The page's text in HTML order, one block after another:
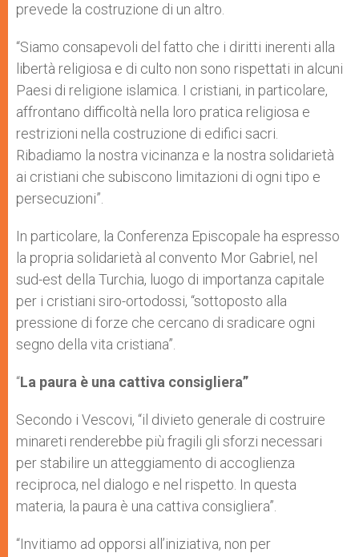
prevede la costruzione di un altro.
“Siamo consapevoli del fatto che i diritti inerenti alla
libertà religiosa e di culto non sono rispettati in alcuni
Paesi di religione islamica. I cristiani, in particolare,
affrontano difficoltà nella loro pratica religiosa e
restrizioni nella costruzione di edifici sacri.
Ribadiamo la nostra vicinanza e la nostra solidarietà
ai cristiani che subiscono limitazioni di ogni tipo e
persecuzioni”.
In particolare, la Conferenza Episcopale ha espresso
la propria solidarietà al convento Mor Gabriel, nel
sud-est della Turchia, luogo di importanza capitale
per i cristiani siro-ortodossi, “sottoposto alla
pressione di forze che cercano di sradicare ogni
segno della vita cristiana”.
“La paura è una cattiva consigliera”
Secondo i Vescovi, “il divieto generale di costruire
minareti renderebbe più fragili gli sforzi necessari
per stabilire un atteggiamento di accoglienza
reciproca, nel dialogo e nel rispetto. In questa
materia, la paura è una cattiva consigliera”.
“Invitiamo ad opporsi all’iniziativa, non per